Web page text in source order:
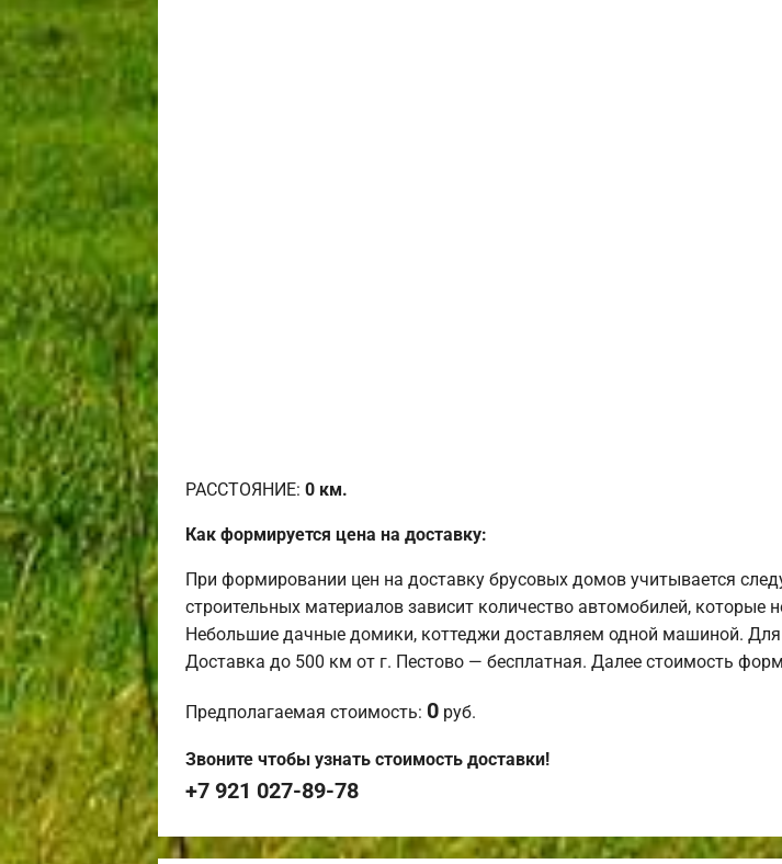
РАССТОЯНИЕ: 0 км.
Как формируется цена на доставку:
При формировании цен на доставку брусовых домов учитывается
строительных материалов зависит количество автомобилей, которые
Небольшие дачные домики, коттеджи доставляем одной машиной.
Доставка до 500 км от г. Пестово — бесплатная. Далее стоимость
Предполагаемая стоимость: 0 руб.
Звоните чтобы узнать стоимость доставки!
+7 921 027-89-78